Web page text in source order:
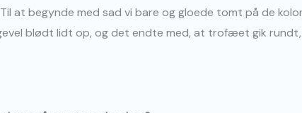
at begynde med sad vi bare og gloede tomt på de
blødt lidt op, og det endte med, at trofæet gik